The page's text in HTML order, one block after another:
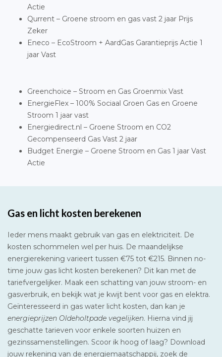
Actie
Qurrent – Groene stroom en gas vast 2 jaar Prijs
Zeker
Eneco – EcoStroom + AardGas Garantieprijs Actie 1
jaar Vast
Greenchoice – Stroom en Gas Groenmix Vast
EnergieFlex – 100% Sociaal Groen Gas en Groene
Stroom 1 jaar vast
Energiedirect.nl – Groene Stroom en CO2
Gecompenseerd Gas Vast 2 jaar
Budget Energie – Groene Stroom en Gas 1 jaar Vast
Actie
Gas en licht kosten berekenen
Ieder mens maakt gebruik van gas en elektriciteit. De
kosten schommelen wel per huis. De maandelijkse
energierekening varieert tussen €75 tot €215. Binnen no-
time jouw gas licht kosten berekenen? Dit kan met de
tariefvergelijker. Maak een schatting van jouw stroom- en
gasverbruik, en bekijk wat je kwijt bent voor gas en elektra.
Geïnteresseerd in gas water licht kosten, dan kan je
energieprijzen Oldeholtpade vegelijken. Hierna vind jij
geschatte tarieven voor enkele soorten huizen en
gezinssamenstellingen. Scoor ik hoog of laag? Download
jouw rekening van de energiemaatschappij, zoek de